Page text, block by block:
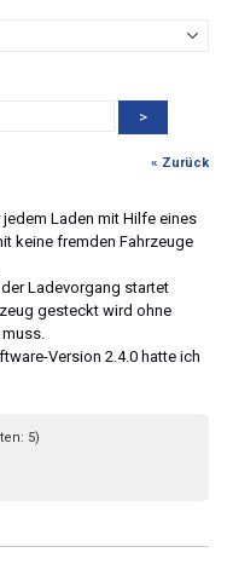
>
« Zurück
Laden mit Hilfe eines
keine fremden Fahrzeuge
Ladevorgang startet
gesteckt wird ohne
Version 2.4.0 hatte ich
5)